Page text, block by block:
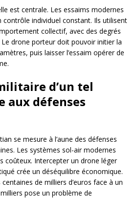
est centrale. Les essaims modernes
contrôle individuel constant. Ils utilisent
collectif, avec des degrés
Le drone porteur doit pouvoir initier la
puis laisser l’essaim opérer de
d’un tel
aux défenses
se mesure à l’aune des défenses
Les systèmes sol-air modernes
coûteux. Intercepter un drone léger
crée un déséquilibre économique.
de milliers d’euros face à un
pose un problème de